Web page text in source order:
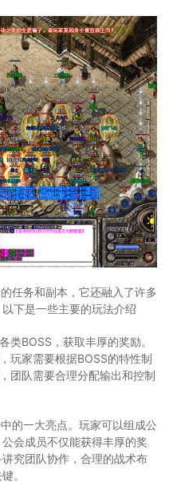
任务和副本，它还融入了许多
下是一些主要的玩法介绍
类BOSS，获取丰厚的奖励。
玩家需要根据BOSS的特性制
团队需要合理分配输出和控制
的一大亮点。玩家可以组成公
会成员不仅能获得丰厚的奖
究团队协作，合理的战术布
。